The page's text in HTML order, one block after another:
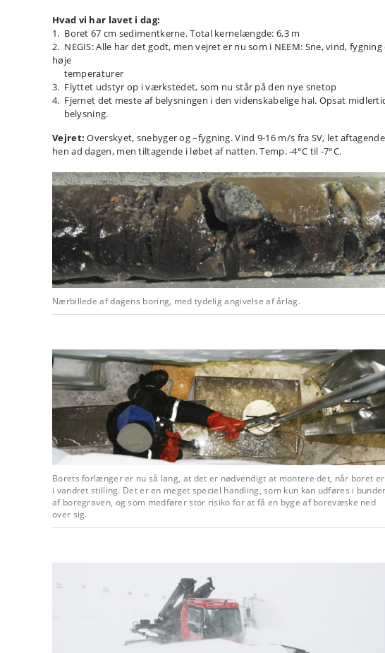
Hvad vi har lavet i dag:
1. Boret 67 cm sedimentkerne. Total kernelængde: 6,3 m
2. NEGIS: Alle har det godt, men vejret er nu som i NEEM: Sne, vind, fygning
høje
temperaturer
3. Flyttet udstyr op i værkstedet, som nu står på den nye snetop
4. Fjernet det meste af belysningen i den videnskabelige hal. Opsat
belysning.
Vejret: Overskyet, snebyger og –fygning. Vind 9-16 m/s fra SV, let aftagende
hen ad dagen, men tiltagende i løbet af natten. Temp. -4°C til -7°C.
Nærbillede af dagens boring, med tydelig angivelse af årlag.
Borets forlænger er nu så lang, at det er nødvendigt at montere det, når boret er
i vandret stilling. Det er en meget speciel handling, som kun kan udføres i
af boregraven, og som medfører stor risiko for at få en byge af borevæske ned
over sig.